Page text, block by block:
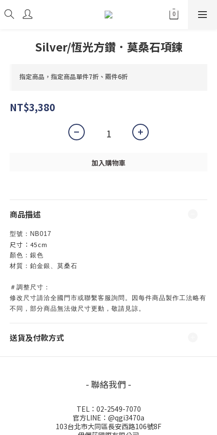
Silver/恆光方鑽．莫桑石項鍊
指定商品，指定商品單件7折、兩件6折
NT$3,380
加入購物車
商品描述
型號： NB017
尺寸： 45cm
顏色：銀色
材質：鉑金銀、莫桑石
＃調整尺寸：
修改尺寸請洽全國 門市或聯繫客服詢問。因 每件商品製作工法略有
不同，部分商品無法做尺寸更動，敬請見諒。
送貨及付款方式
- 聯絡我們 -
TEL：02-2549-7070
官方LINE：@qgi3470a
103台北市大同區長安西路106號8F